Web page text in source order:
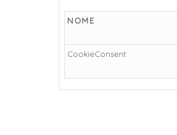
NOME
CookieConsent